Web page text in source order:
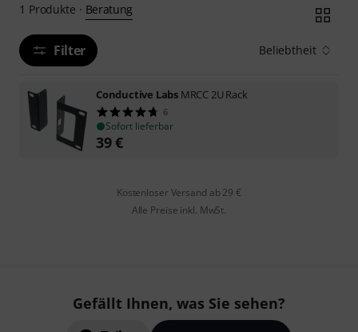
1 Produkte · Beratung
Filter Beliebtheit
Conductive Labs MRCC 2U Rack
6
Sofort lieferbar
39€
Kostenloser Versand ab 29 €
Alle Preise inkl. MwSt.
Gefällt Ihnen, was Sie sehen?